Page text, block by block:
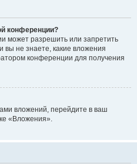
конференции?
может разрешить или запретить
не знаете, какие вложения
конференции для получения
вложений, перейдите в ваш
«Вложения».